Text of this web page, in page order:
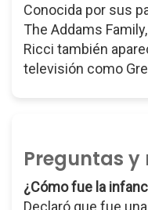
Conocida por sus
The Addams
Ricci también
televisión como
Preguntas y
¿Cómo fue la
Declaró que fue